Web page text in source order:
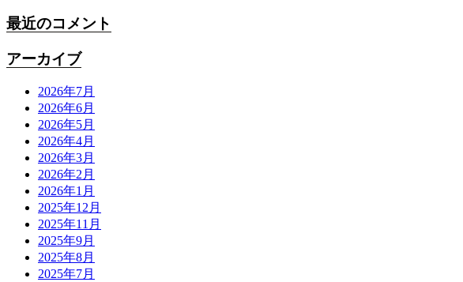
最近のコメント
アーカイブ
2026年7月
2026年6月
2026年5月
2026年4月
2026年3月
2026年2月
2026年1月
2025年12月
2025年11月
2025年9月
2025年8月
2025年7月